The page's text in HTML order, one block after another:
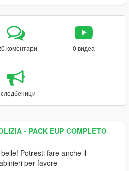
коментари 0 видеа
- PACK EUP COMPLETO
belle! Potresti fare anche il
per favore